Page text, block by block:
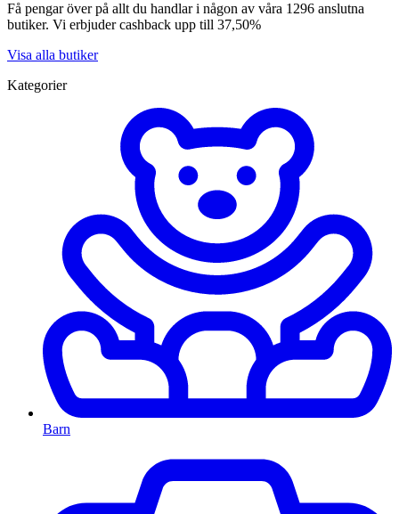
Få pengar över på allt du handlar i någon av våra 1296 anslutna
butiker. Vi erbjuder cashback upp till 37,50%
Visa alla butiker
Kategorier
Barn